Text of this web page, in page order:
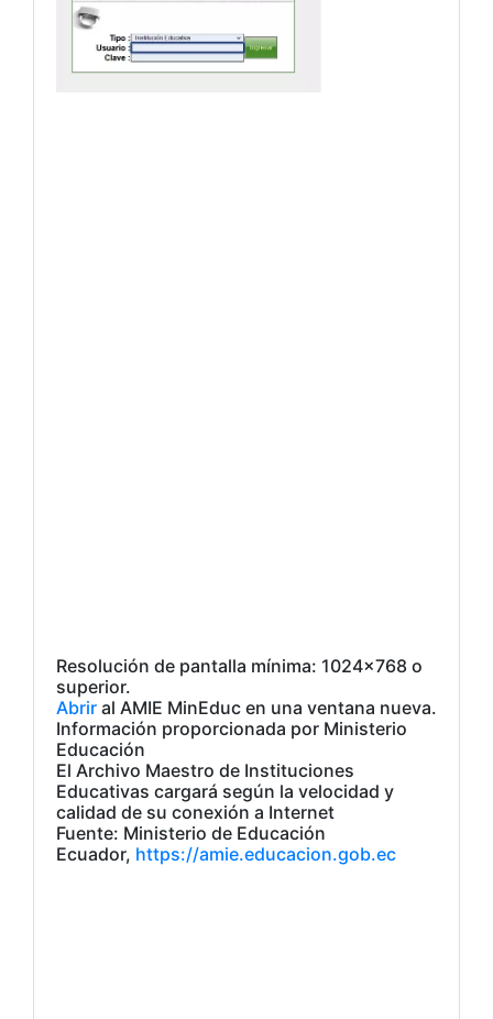
Resolución de pantalla mínima: 1024×768 o
superior.
Abrir al AMIE MinEduc en una ventana nueva.
Información proporcionada por Ministerio
Educación
El Archivo Maestro de Instituciones
Educativas cargará según la velocidad y
calidad de su conexión a Internet
Fuente: Ministerio de Educación
Ecuador, https://amie.educacion.gob.ec